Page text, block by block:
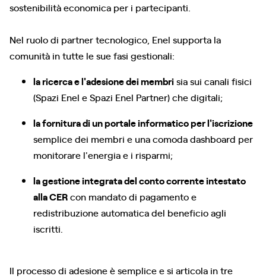
sostenibilità economica per i partecipanti.
Nel ruolo di partner tecnologico, Enel supporta la
comunità in tutte le sue fasi gestionali:
la ricerca e l'adesione dei membrisia sui canali fisici
(Spazi Enel e Spazi Enel Partner) che digitali;
la fornitura di un portale informatico per l'iscrizione
semplice dei membri e una comoda dashboard per
monitorare l'energia e i risparmi;
la gestione integrata del conto corrente intestato
alla CERcon mandato di pagamento e
redistribuzione automatica del beneficio agli
iscritti.
Il processo di adesione è semplice e si articola in tre